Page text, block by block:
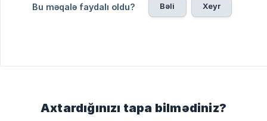
Bu məqalə faydalı oldu? Bəli Xeyr
Axtardığınızı tapa bilmədiniz?